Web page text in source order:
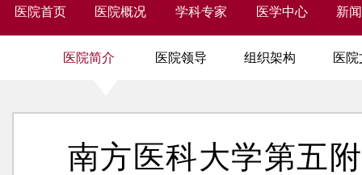
医院首页 医院概况 学科专家 医学中心 新
医院简介 医院领导 组织架构 医
南方医科大学第五